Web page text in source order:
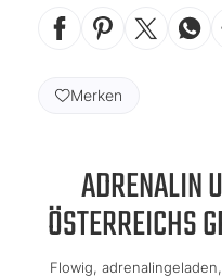
Merken
ADRENALIN
ÖSTERREICHS
Flowig,